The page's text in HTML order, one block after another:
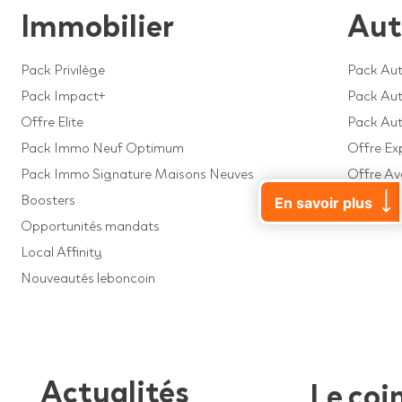
Immobilier
Pack Privilège
Pack Impact+
Offre Elite
Pack Immo Neuf Optimum
Pack Immo Signature Maisons Neuves
Boosters
Opportunités mandats
Local Affinity
Nouveautés leboncoin
Pack
Pack
Pack
Offre
Offre
Offre
Actualités
Le
En savoir plus